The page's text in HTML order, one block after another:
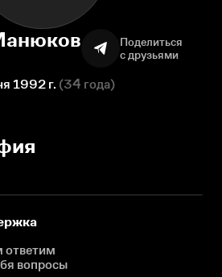
Поделиться
с друзьями
1992 г. (34 года)
ответим
вопросы